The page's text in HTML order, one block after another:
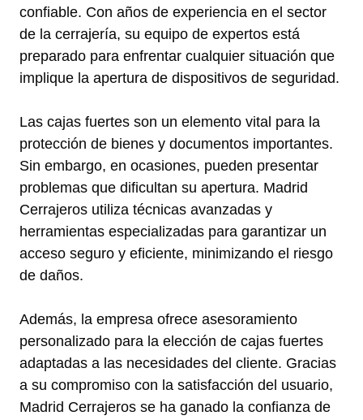
confiable. Con años de experiencia en el sector
de la cerrajería, su equipo de expertos está
preparado para enfrentar cualquier situación que
implique la apertura de dispositivos de seguridad.
Las cajas fuertes son un elemento vital para la
protección de bienes y documentos importantes.
Sin embargo, en ocasiones, pueden presentar
problemas que dificultan su apertura. Madrid
Cerrajeros utiliza técnicas avanzadas y
herramientas especializadas para garantizar un
acceso seguro y eficiente, minimizando el riesgo
de daños.
Además, la empresa ofrece asesoramiento
personalizado para la elección de cajas fuertes
adaptadas a las necesidades del cliente. Gracias
a su compromiso con la satisfacción del usuario,
Madrid Cerrajeros se ha ganado la confianza de